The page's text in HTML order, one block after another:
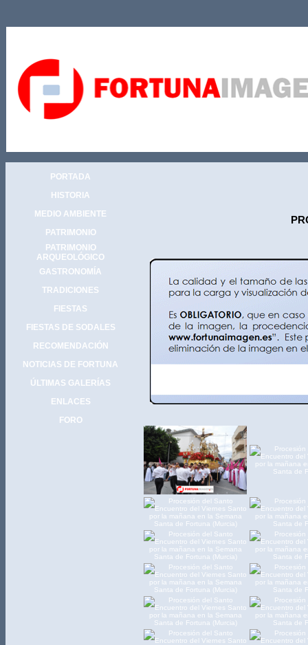
PORTADA
HISTORIA
MEDIO AMBIENTE
PATRIMONIO
PATRIMONIO
ARQUEOLÓGICO
GASTRONOMÍA
TRADICIONES
FIESTAS
FIESTAS DE SODALES
RECOMENDACIÓN
NOTICIAS DE FORTUNA
ÚLTIMAS GALERÍAS
ENLACES
FORO